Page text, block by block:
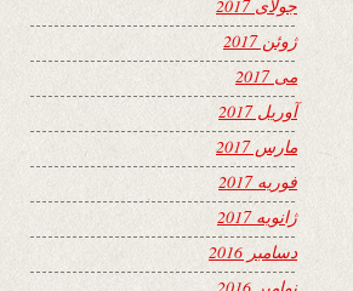
جولای 2017
ژوئن 2017
می 2017
آوریل 2017
مارس 2017
فوریه 2017
ژانویه 2017
دسامبر 2016